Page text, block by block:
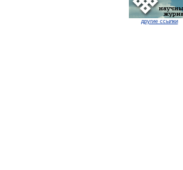
другие ссылки